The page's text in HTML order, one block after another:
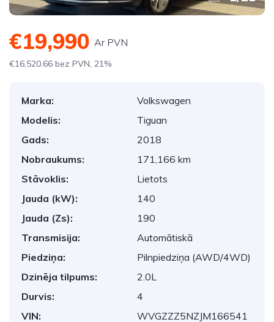
€19,990 Ar PVN
€16,520.66 bez PVN, 21%
Marka:
Volkswagen
Modelis:
Tiguan
Gads:
2018
Nobraukums:
171,166 km
Stāvoklis:
Lietots
Jauda (kW):
140
Jauda (Zs):
190
Transmisija:
Automātiskā
Piedziņa:
Pilnpiedziņa (AWD/4WD)
Dzinēja tilpums:
2.0L
Durvis:
4
VIN:
WVGZZZ5NZJM166541